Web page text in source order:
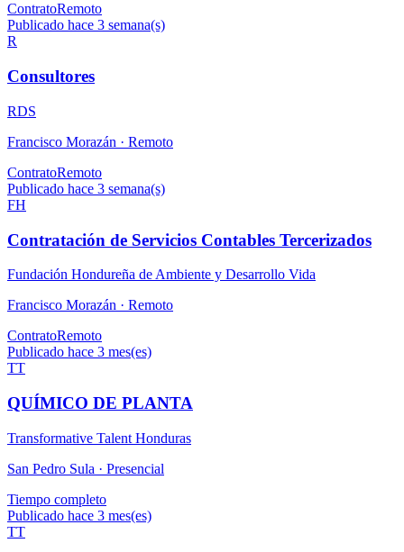
ContratoRemoto
Publicado hace 3 semana(s)
R
Consultores
RDS
Francisco Morazán · Remoto
ContratoRemoto
Publicado hace 3 semana(s)
FH
Contratación de Servicios Contables Tercerizados
Fundación Hondureña de Ambiente y Desarrollo Vida
Francisco Morazán · Remoto
ContratoRemoto
Publicado hace 3 mes(es)
TT
QUÍMICO DE PLANTA
Transformative Talent Honduras
San Pedro Sula · Presencial
Tiempo completo
Publicado hace 3 mes(es)
TT